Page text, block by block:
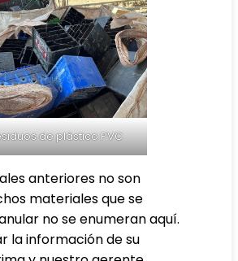
de plástico PVC
anteriores no son
materiales que se
no se enumeran aquí.
la información de su